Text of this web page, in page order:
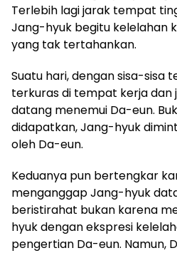
Terlebih lagi jarak tempat
Jang-hyuk begitu kelelahan
yang tak tertahankan.
Suatu hari, dengan sisa-sisa
terkuras di tempat kerja dan
datang menemui Da-eun.
didapatkan, Jang-hyuk
oleh Da-eun.
Keduanya pun bertengkar
menganggap Jang-hyuk
beristirahat bukan karena
hyuk dengan ekspresi
pengertian Da-eun. Namun,